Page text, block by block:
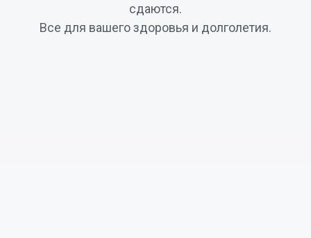
сдаются.
Все для вашего здоровья и долголетия.